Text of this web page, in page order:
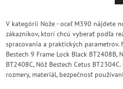
V kategórii Nože - oceľ M390 nájdete
zákazníkov, ktorí chcú vyberať podľa
spracovania a praktických
Bestech 9 Frame Lock Black BT2408B,
BT2408C, Nôž Bestech Cetus
rozmery, materiál, bezpečnosť